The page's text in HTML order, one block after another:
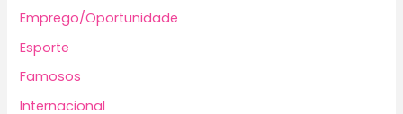
Emprego/Oportunidade
Esporte
Famosos
Internacional